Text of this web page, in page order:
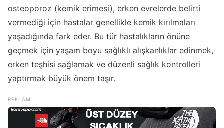
osteoporoz (kemik erimesi), erken evrelerde belirti
vermediği için hastalar genellikle kemik kırılmaları
yaşadığında fark eder. Bu tür hastalıkların önüne
geçmek için yaşam boyu sağlıklı alışkanlıklar edinmek,
erken teşhisi sağlamak ve düzenli sağlık kontrolleri
yaptırmak büyük önem taşır.